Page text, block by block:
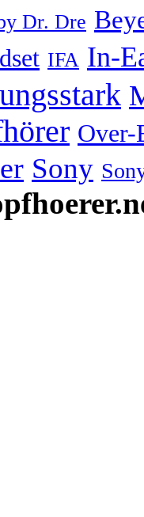
Dr. Dre
IFA In-
Over-
Sony